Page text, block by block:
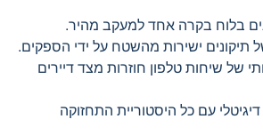
בלוח בקרה אחד למעקב מהיר.
של תיקונים ישירות מהשטח על ידי הספקים.
של שיחות טלפון חוזרות מצד דיירים
דיגיטלי עם כל היסטוריית התחזוקה